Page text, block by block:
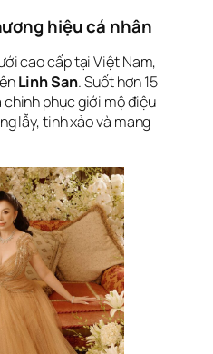
hiệu cá nhân
cao cấp tại Việt Nam,
Linh San. Suốt hơn 15
phục giới mộ điệu
lẫy, tinh xảo và mang